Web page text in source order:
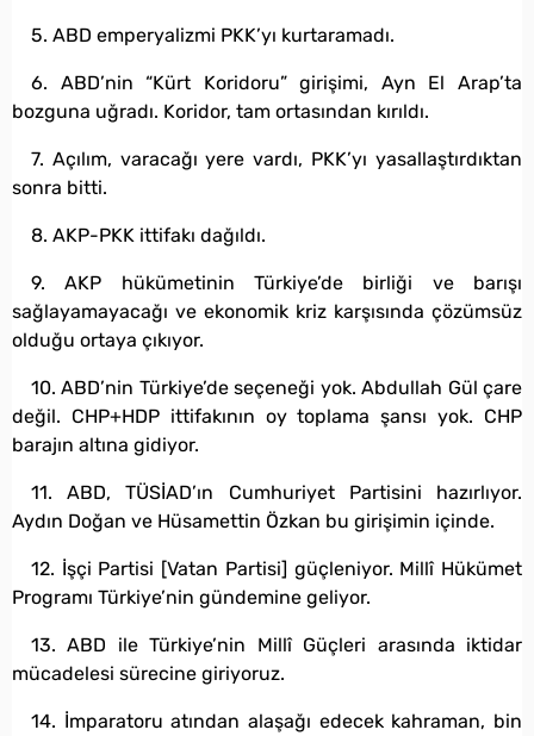
5. ABD emperyalizmi PKK’yı kurtaramadı.
6. ABD’nin “Kürt Koridoru” girişimi, Ayn El Arap’ta
bozguna uğradı. Koridor, tam ortasından kırıldı.
7. Açılım, varacağı yere vardı, PKK’yı yasallaştırdıktan
sonra bitti.
8. AKP-PKK ittifakı dağıldı.
9. AKP hükümetinin Türkiye’de birliği ve barışı
sağlayamayacağı ve ekonomik kriz karşısında çözümsüz
olduğu ortaya çıkıyor.
10. ABD’nin Türkiye’de seçeneği yok. Abdullah Gül çare
değil. CHP+HDP ittifakının oy toplama şansı yok. CHP
barajın altına gidiyor.
11. ABD, TÜSİAD’ın Cumhuriyet Partisini hazırlıyor.
Aydın Doğan ve Hüsamettin Özkan bu girişimin içinde.
12. İşçi Partisi [Vatan Partisi] güçleniyor. Millî Hükümet
Programı Türkiye’nin gündemine geliyor.
13. ABD ile Türkiye’nin Millî Güçleri arasında iktidar
mücadelesi sürecine giriyoruz.
14. İmparatoru atından alaşağı edecek kahraman, bin